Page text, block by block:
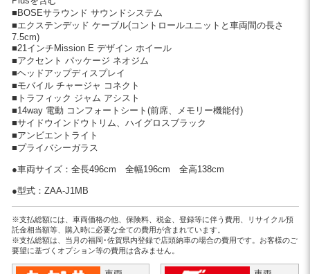
■BOSEサラウンド サウンドシステム
■エクステンデッド ケーブル(コントロールユニットと車両間の長さ
7.5cm)
■21インチMission E デザイン ホイール
■アクセント パッケージ ネオジム
■ヘッドアップディスプレイ
■モバイル チャージャ コネクト
■トラフィック ジャム アシスト
■14way 電動 コンフォートシート(前席、メモリー機能付)
■サイドウインドウトリム、ハイグロスブラック
■アンビエントライト
■プライバシーガラス
●車両サイズ： 全長496cm 全幅196cm 全高138cm
●型式：ZAA-J1MB
※支払総額には、車両価格の他、保険料、税金、登録等に伴う費用、リサイクル預
託金相当額等、購入時に必要な全ての費用が含まれています。
※支払総額は、当月の福岡･佐賀県内登録で店頭納車の場合の費用です。お客様のご
要望に基づくオプション等の費用は含みません。